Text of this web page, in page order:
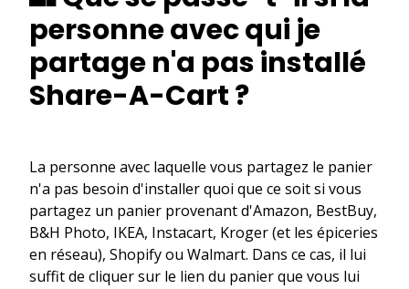
personne avec qui je
partage n'a pas installé
Share-A-Cart ?
La personne avec laquelle vous partagez le panier
n'a pas besoin d'installer quoi que ce soit si vous
partagez un panier provenant d'Amazon, BestBuy,
B&H Photo, IKEA, Instacart, Kroger (et les épiceries
en réseau), Shopify ou Walmart. Dans ce cas, il lui
suffit de cliquer sur le lien du panier que vous lui